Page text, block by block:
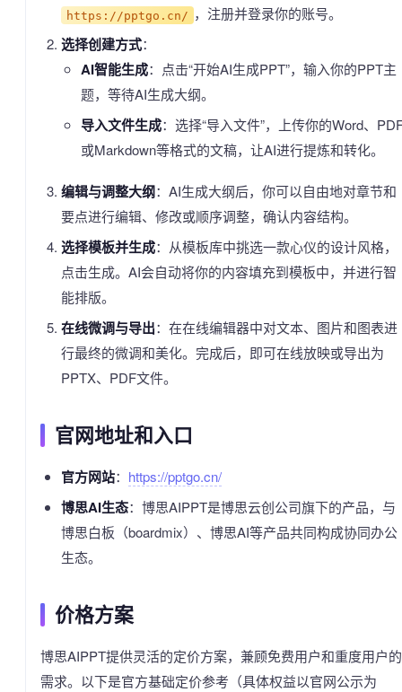
https://pptgo.cn/ ，注册并登录你的账号。
选择创建方式：
AI智能生成：点击“开始AI生成PPT”，输入你的PPT主
题，等待AI生成大纲。
导入文件生成：选择“导入文件”，上传你的Word、
或Markdown等格式的文稿，让AI进行提炼和转化。
编辑与调整大纲：AI生成大纲后，你可以自由地对章节和
要点进行编辑、修改或顺序调整，确认内容结构。
选择模板并生成：从模板库中挑选一款心仪的设计风格，
点击生成。AI会自动将你的内容填充到模板中，并进行智
能排版。
在线微调与导出：在在线编辑器中对文本、图片和图表进
行最终的微调和美化。完成后，即可在线放映或导出为
PPTX、PDF文件。
官网地址和入口
官方网站： https://pptgo.cn/
博思AI生态：博思AIPPT是博思云创公司旗下的产品，与
博思白板（boardmix）、博思AI等产品共同构成协同办公
生态。
价格方案
博思AIPPT提供灵活的定价方案，兼顾免费用户和重度用户的
需求。以下是官方基础定价参考（具体权益以官网公示为